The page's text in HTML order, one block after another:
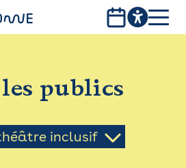
publics
inclusif